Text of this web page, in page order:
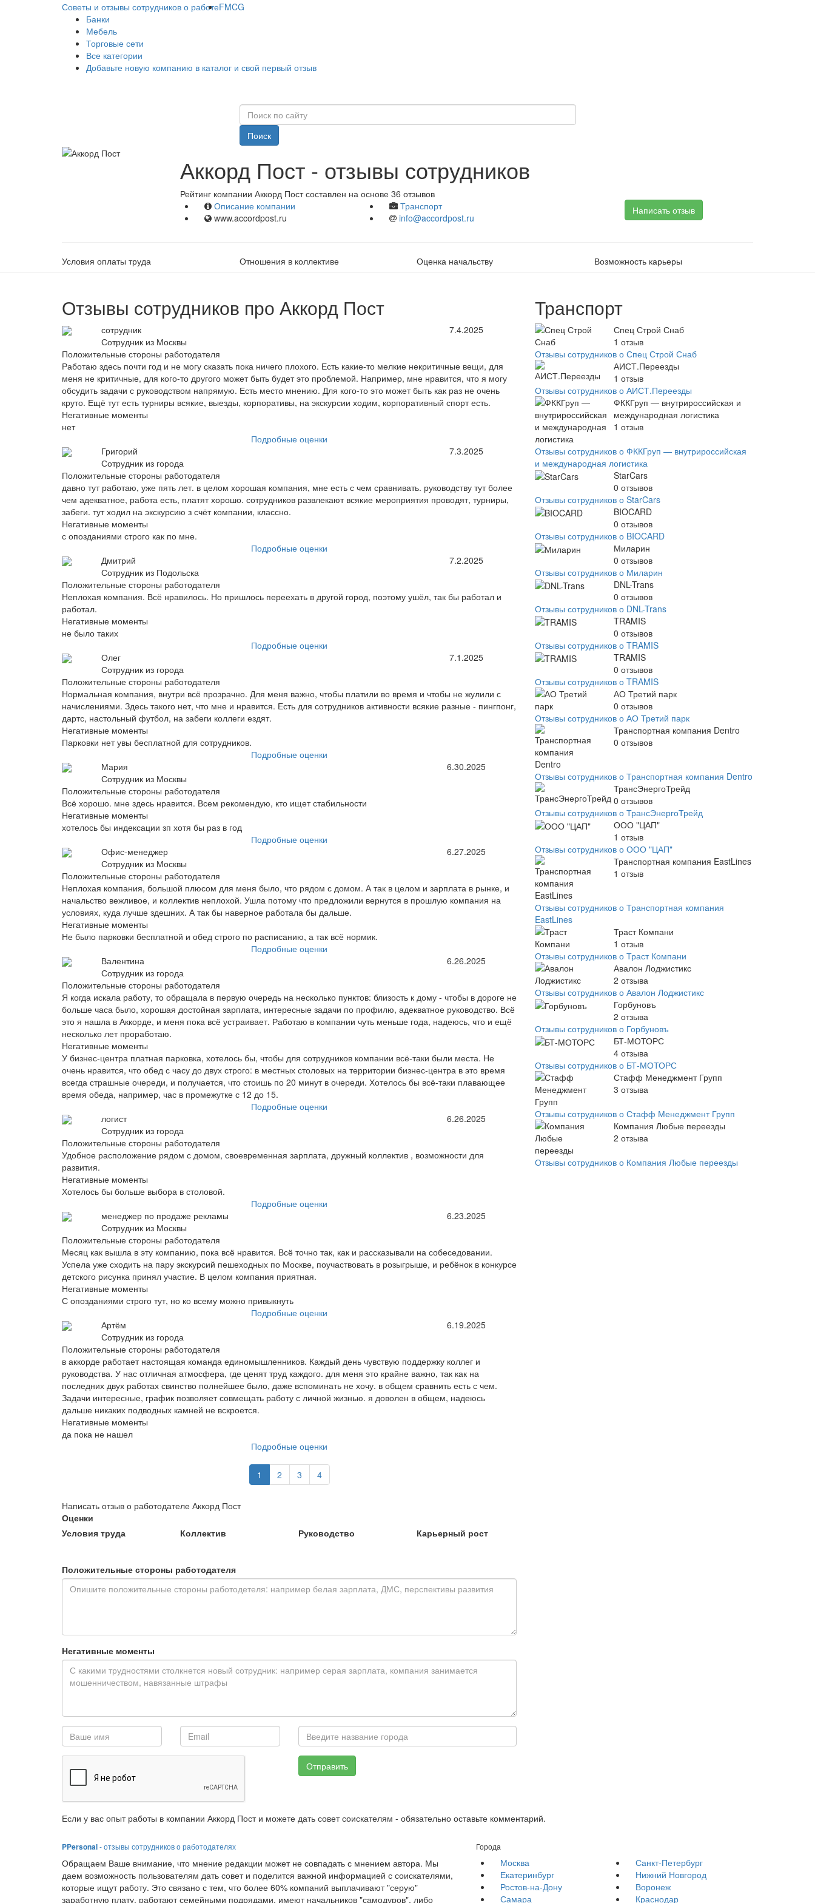
Советы и отзывы сотрудников о работеFMCG
Банки
Мебель
Торговые сети
Все категории
Добавьте новую компанию в каталог и свой первый отзыв
Поиск
Аккорд Пост - отзывы сотрудников
Рейтинг компании Аккорд Пост составлен на основе 36 отзывов
Описание компании
Транспорт
www.accordpost.ru
info@accordpost.ru
Написать отзыв
Условия оплаты труда Отношения в коллективе Оценка начальству Возможность карьеры
Отзывы сотрудников про Аккорд Пост
сотрудник
Сотрудник из Москвы
7.4.2025
Положительные стороны работодателя
Работаю здесь почти год и не могу сказать пока ничего плохого. Есть какие-то мелкие некритичные вещи, для
меня не критичные, для кого-то другого может быть будет это проблемой. Например, мне нравится, что я могу
обсудить задачи с руководством напрямую. Есть место мнению. Для кого-то это может быть как раз не очень
круто. Ещё тут есть турниры всякие, выезды, корпоративы, на экскурсии ходим, корпоративный спорт есть.
Негативные моменты
нет
Подробные оценки
Григорий
Сотрудник из города
7.3.2025
Положительные стороны работодателя
давно тут работаю, уже пять лет. в целом хорошая компания, мне есть с чем сравнивать. руководству тут более
чем адекватное, работа есть, платят хорошо. сотрудников развлекают всякие мероприятия проводят, турниры,
забеги. тут ходил на экскурсию з счёт компании, классно.
Негативные моменты
с опозданиями строго как по мне.
Подробные оценки
Дмитрий
Сотрудник из Подольска
7.2.2025
Положительные стороны работодателя
Неплохая компания. Всё нравилось. Но пришлось переехать в другой город, поэтому ушёл, так бы работал и
работал.
Негативные моменты
не было таких
Подробные оценки
Олег
Сотрудник из города
7.1.2025
Положительные стороны работодателя
Нормальная компания, внутри всё прозрачно. Для меня важно, чтобы платили во время и чтобы не жулили с
начислениями. Здесь такого нет, что мне и нравится. Есть для сотрудников активности всякие разные - пингпонг,
дартс, настольный футбол, на забеги коллеги ездят.
Негативные моменты
Парковки нет увы бесплатной для сотрудников.
Подробные оценки
Мария
Сотрудник из Москвы
6.30.2025
Положительные стороны работодателя
Всё хорошо. мне здесь нравится. Всем рекомендую, кто ищет стабильности
Негативные моменты
хотелось бы индексации зп хотя бы раз в год
Подробные оценки
Офис-менеджер
Сотрудник из Москвы
6.27.2025
Положительные стороны работодателя
Неплохая компания, большой плюсом для меня было, что рядом с домом. А так в целом и зарплата в рынке, и
начальство вежливое, и коллектив неплохой. Ушла потому что предложили вернутся в прошлую компания на
условиях, куда лучше здешних. А так бы наверное работала бы дальше.
Негативные моменты
Не было парковки бесплатной и обед строго по расписанию, а так всё нормик.
Подробные оценки
Валентина
Сотрудник из города
6.26.2025
Положительные стороны работодателя
Я когда искала работу, то обращала в первую очередь на несколько пунктов: близость к дому - чтобы в дороге не
больше часа было, хорошая достойная зарплата, интересные задачи по профилю, адекватное руководство. Всё
это я нашла в Аккорде, и меня пока всё устраивает. Работаю в компании чуть меньше года, надеюсь, что и ещё
несколько лет проработаю.
Негативные моменты
У бизнес-центра платная парковка, хотелось бы, чтобы для сотрудников компании всё-таки были места. Не
очень нравится, что обед с часу до двух строго: в местных столовых на территории бизнес-центра в это время
всегда страшные очереди, и получается, что стоишь по 20 минут в очереди. Хотелось бы всё-таки плавающее
время обеда, например, час в промежутке с 12 до 15.
Подробные оценки
логист
Сотрудник из города
6.26.2025
Положительные стороны работодателя
Удобное расположение рядом с домом, своевременная зарплата, дружный коллектив , возможности для
развития.
Негативные моменты
Хотелось бы больше выбора в столовой.
Подробные оценки
менеджер по продаже рекламы
Сотрудник из Москвы
6.23.2025
Положительные стороны работодателя
Месяц как вышла в эту компанию, пока всё нравится. Всё точно так, как и рассказывали на собеседовании.
Успела уже сходить на пару экскурсий пешеходных по Москве, поучаствовать в розыгрыше, и ребёнок в конкурсе
детского рисунка принял участие. В целом компания приятная.
Негативные моменты
С опозданиями строго тут, но ко всему можно привыкнуть
Подробные оценки
Артём
Сотрудник из города
6.19.2025
Положительные стороны работодателя
в аккорде работает настоящая команда единомышленников. Каждый день чувствую поддержку коллег и
руководства. У нас отличная атмосфера, где ценят труд каждого. для меня это крайне важно, так как на
последних двух работах свинство полнейшее было, даже вспоминать не хочу. в общем сравнить есть с чем.
Задачи интересные, график позволяет совмещать работу с личной жизнью. я доволен в общем, надеюсь
дальше никаких подводных камней не вскроется.
Негативные моменты
да пока не нашел
Подробные оценки
1 2 3 4
Написать отзыв о работодателе Аккорд Пост
Оценки
Условия труда
Коллектив Руководство Карьерный рост
Положительные стороны работодателя
Негативные моменты
Отправить
Транспорт
Спец Строй Снаб
1 отзыв
Отзывы сотрудников о Спец Строй Снаб
АИСТ.Переезды
1 отзыв
Отзывы сотрудников о АИСТ.Переезды
ФККГруп — внутрироссийская и
международная логистика
1 отзыв
Отзывы сотрудников о ФККГруп — внутрироссийская
и международная логистика
StarCars
0 отзывов
Отзывы сотрудников о StarCars
BIOCARD
0 отзывов
Отзывы сотрудников о BIOCARD
Миларин
0 отзывов
Отзывы сотрудников о Миларин
DNL-Trans
0 отзывов
Отзывы сотрудников о DNL-Trans
TRAMIS
0 отзывов
Отзывы сотрудников о TRAMIS
TRAMIS
0 отзывов
Отзывы сотрудников о TRAMIS
АО Третий парк
0 отзывов
Отзывы сотрудников о АО Третий парк
Транспортная компания Dentro
0 отзывов
Отзывы сотрудников о Транспортная компания Dentro
ТрансЭнергоТрейд
0 отзывов
Отзывы сотрудников о ТрансЭнергоТрейд
ООО "ЦАП"
1 отзыв
Отзывы сотрудников о ООО "ЦАП"
Транспортная компания EastLines
1 отзыв
Отзывы сотрудников о Транспортная компания
EastLines
Траст Компани
1 отзыв
Отзывы сотрудников о Траст Компани
Авалон Лоджистикс
2 отзыва
Отзывы сотрудников о Авалон Лоджистикс
Горбуновъ
2 отзыва
Отзывы сотрудников о Горбуновъ
БТ-МОТОРС
4 отзыва
Отзывы сотрудников о БТ-МОТОРС
Стафф Менеджмент Групп
3 отзыва
Отзывы сотрудников о Стафф Менеджмент Групп
Компания Любые переезды
2 отзыва
Отзывы сотрудников о Компания Любые переезды
Если у вас опыт работы в компании Аккорд Пост и можете дать совет соискателям - обязательно оставьте комментарий.
PPersonal- отзывы сотрудников о работодателях
Обращаем Ваше внимание, что мнение редакции может не совпадать с мнением автора. Мы
даем возможность пользователям дать совет и поделится важной информацией с соискателями,
которые ищут работу. Это связано с тем, что более 60% компаний выплачивают "серую"
заработную плату, работают семейными подрядами, имеют начальников "самодуров", либо
Города
Москва
Санкт-Петербург
Екатеринбург
Нижний Новгород
Ростов-на-Дону
Воронеж
Самара
Краснодар